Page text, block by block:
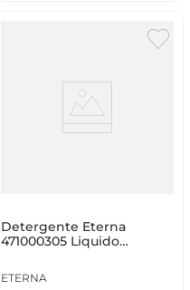
Detergente Eterna
471000305 Liquido
ETERNA